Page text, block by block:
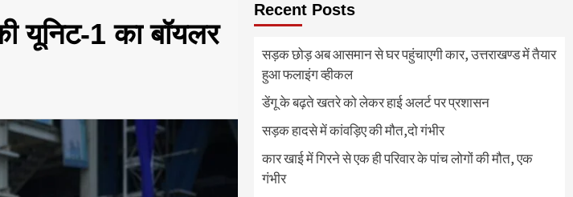
यूनिट-1 का बॉयलर
Recent Posts
सड़क छोड़ अब आसमान से घर पहुंचाएगी कार, उत्तराखण्ड में तैयार
हुआ फलाइंग व्हीकल
डेंगू के बढ़ते खतरे को लेकर हाई अलर्ट पर प्रशासन
सड़क हादसे में कांवड़िए की मौत,दो गंभीर
कार खाई में गिरने से एक ही परिवार के पांच लोगों की मौत, एक
गंभीर